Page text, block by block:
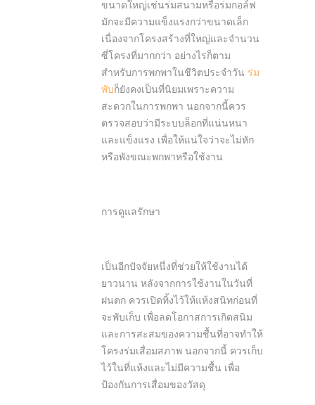
ขนาดใหญ่เช่นร่มสนามหรือร่มกอล์ฟ
มักจะมีความแข็งแรงกว่าขนาดเล็ก
เนื่องจากโครงสร้างที่ใหญ่และจำนวน
ซี่โครงที่มากกว่า อย่างไรก็ตาม
สำหรับการพกพาในชีวิตประจำวัน ร่ม
พับก็ยังคงเป็นที่นิยมเพราะความ
สะดวกในการพกพา นอกจากนี้ควร
ตรวจสอบว่ามีระบบล็อกที่แน่นหนา
และแข็งแรง เพื่อให้แน่ใจว่าจะไม่หัก
หรือพังขณะพกพาหรือใช้งาน
การดูแลรักษา
เป็นอีกปัจจัยหนึ่งที่ช่วยให้ใช้งานได้
ยาวนาน หลังจากการใช้งานในวันที่
ฝนตก ควรเปิดทิ้งไว้ให้แห้งสนิทก่อนที่
จะพับเก็บ เพื่อลดโอกาสการเกิดสนิม
และการสะสมของความชื้นที่อาจทำให้
โครงร่มเสื่อมสภาพ นอกจากนี้ ควรเก็บ
ไว้ในที่แห้งและไม่มีความชื้น เพื่อ
ป้องกันการเสื่อมของวัสดุ